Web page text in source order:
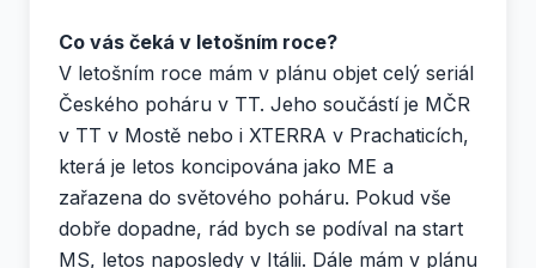
Co vás čeká v letošním roce?
V letošním roce mám v plánu objet celý seriál
Českého poháru v TT. Jeho součástí je MČR
v TT v Mostě nebo i XTERRA v Prachaticích,
která je letos koncipována jako ME a
zařazena do světového poháru. Pokud vše
dobře dopadne, rád bych se podíval na start
MS, letos naposledy v Itálii. Dále mám v plánu